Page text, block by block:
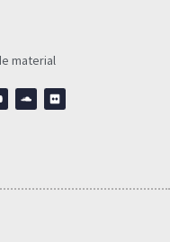
material